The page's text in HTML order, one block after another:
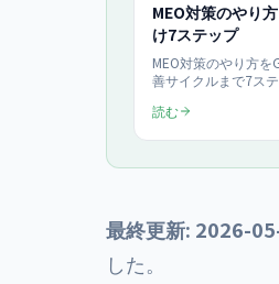
MEO対策のやり
け7ステップ
MEO対策のやり方を
善サイクルまで7ス
に、初心者でも今日
読む
最終更新: 2026-
した。